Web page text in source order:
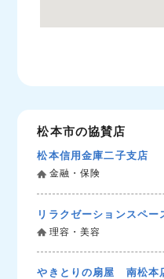
松本市の協賛店
松本信用金庫二子支店
金融・保険
リラクゼーションスペ
理容・美容
やきとりの扇屋 南松本